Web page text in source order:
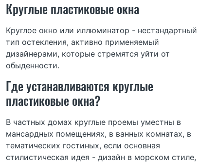
Круглые пластиковые окна
Круглое окно или иллюминатор - нестандартный
тип остекления, активно применяемый
дизайнерами, которые стремятся уйти от
обыденности.
Где устанавливаются круглые
пластиковые окна?
В частных домах круглые проемы уместны в
мансардных помещениях, в ванных комнатах, в
тематических гостиных, если основная
стилистическая идея - дизайн в морском стиле,